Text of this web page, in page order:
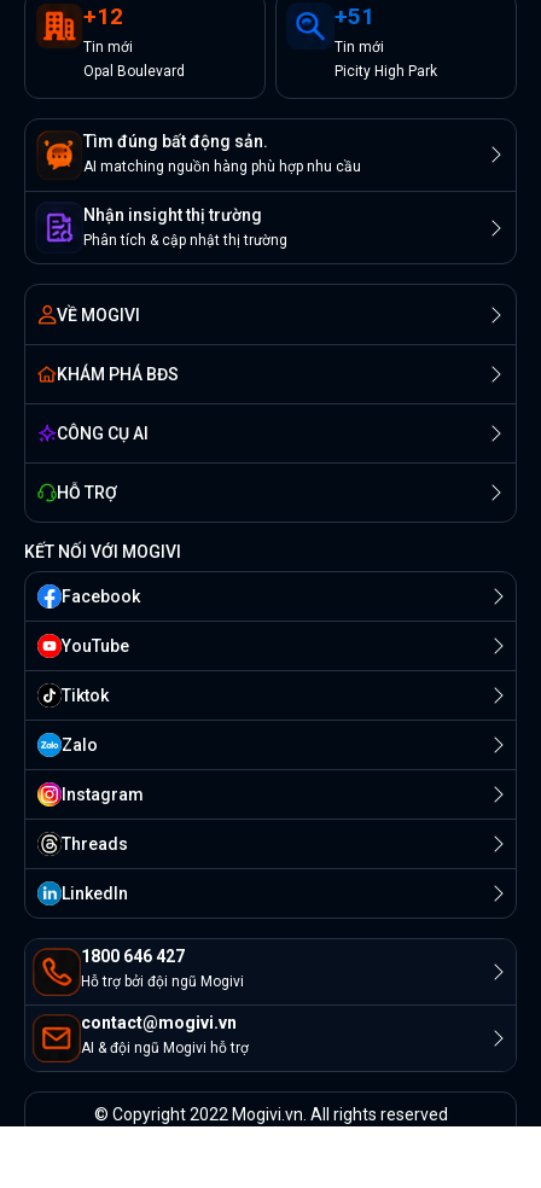
+12
Tin mới
Opal Boulevard
+51
Tin mới
Picity High Park
Tìm đúng bất động sản.
AI matching nguồn hàng phù hợp nhu cầu
Nhận insight thị trường
Phân tích & cập nhật thị trường
VỀ MOGIVI
KHÁM PHÁ BĐS
CÔNG CỤ AI
HỖ TRỢ
1800 646 427
Hỗ trợ bởi đội ngũ Mogivi
contact@mogivi.vn
AI & đội ngũ Mogivi hỗ trợ
KẾT NỐI VỚI MOGIVI
Facebook
YouTube
Tiktok
Zalo
Instagram
Threads
Linkedln
© Copyright 2022 Mogivi.vn. All rights reserved